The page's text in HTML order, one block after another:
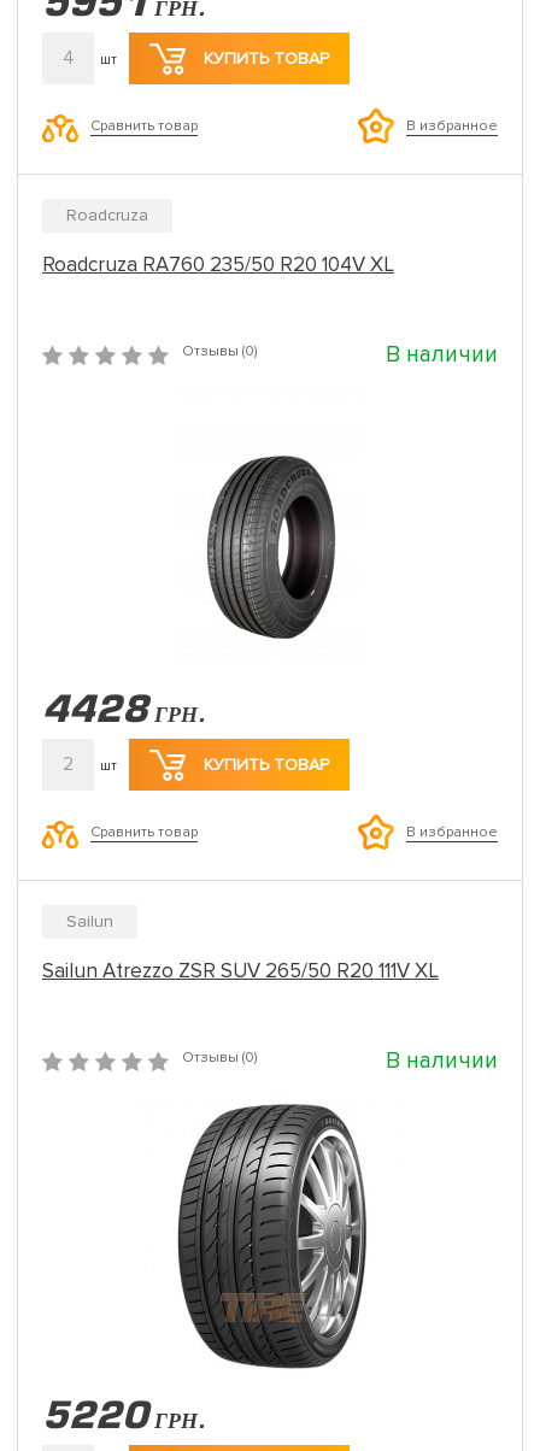
ГРН.
4 шт КУПИТЬ ТОВАР
Сравнить товар В избранное
Roadcruza
Roadcruza RA760 235/50 R20 104V XL
Отзывы (0) В наличии
4428 ГРН.
2 шт КУПИТЬ ТОВАР
Сравнить товар В избранное
Sailun
Sailun Atrezzo ZSR SUV 265/50 R20 111V XL
Отзывы (0) В наличии
5220 ГРН.